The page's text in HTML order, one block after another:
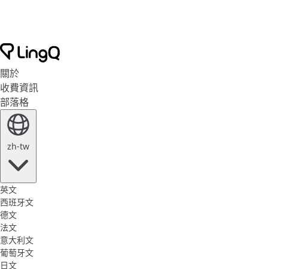
關於
收費資訊
部落格
zh-tw
英文
西班牙文
德文
法文
意大利文
葡萄牙文
日文